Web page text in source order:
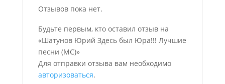
Отзывов пока нет.
Будьте первым, кто оставил отзыв на
«Шатунов Юрий Здесь был Юра!!! Лучшие
песни (MC)»
Для отправки отзыва вам необходимо
авторизоваться.